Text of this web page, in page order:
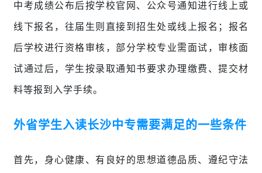
中考成绩公布后按学校官网、公众号通知进行线上或
线下报名，往届生则直接到招生处或线上报名；报名
后学校进行资格审核，部分学校专业需面试，审核面
试通过后，学生按录取通知书要求办理缴费、提交材
料等报到入学手续。
外省学生入读长沙中专需要满足的一些条件
首先，身心健康、有良好的思想道德品质、遵纪守法